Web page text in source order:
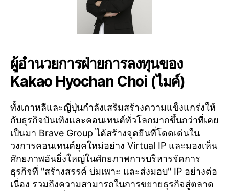
ผู้อำนวยการฝ่ายการลงทุนของ
Kakao Hyochan Choi (ไมค์)
ทั้งเกาหลีและญี่ปุ่นกำลังเสริมสร้างความแข็งแกร่งให้
กับธุรกิจบันเทิงและคอนเทนต์ทั่วโลกมากขึ้นกว่าที่เคย
เป็นมา Brave Group ได้สร้างจุดยืนที่โดดเด่นใน
วงการคอนเทนต์ยุคใหม่อย่าง Virtual IP และมองเห็น
ศักยภาพอันยิ่งใหญ่ในศักยภาพการบริหารจัดการ
ธุรกิจที่ "สร้างสรรค์ บ่มเพาะ และส่งมอบ" IP อย่างต่อ
เนื่อง รวมถึงความสามารถในการขยายธุรกิจสู่ตลาด